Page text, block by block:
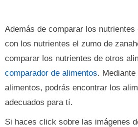
Además de comparar los
con los nutrientes el zumo de
comparar los nutrientes de otros
comparador de alimentos.
alimentos, podrás encontrar los
adecuados para tí.
Si haces click sobre las imágenes